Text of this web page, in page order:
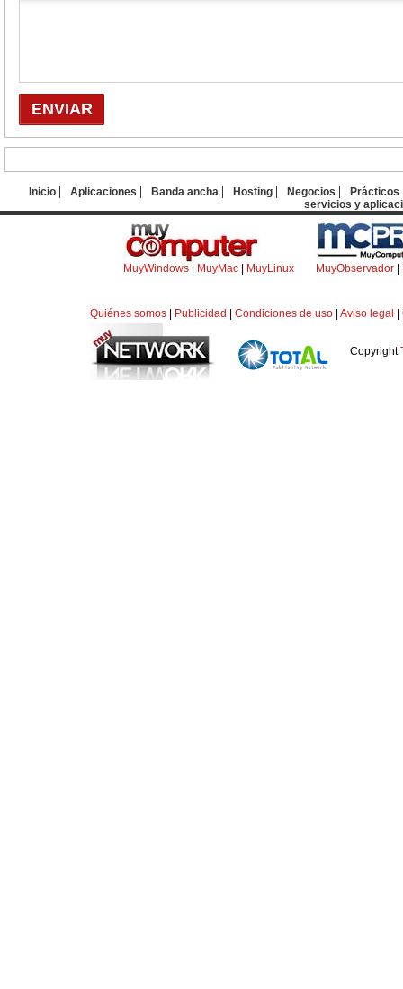
Inicio Aplicaciones Banda ancha Hosting Negocios
Prácticos
servicios y
MuyWindows | MuyMac | MuyLinux MuyObservador |
Quiénes somos | Publicidad | Condiciones de uso | Aviso legal |
Copyright